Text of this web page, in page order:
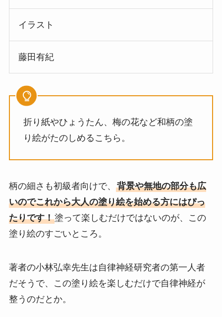
イラスト
藤田有紀
折り紙やひょうたん、梅の花など和柄の塗
り絵がたのしめるこちら。
柄の細さも初級者向けで、 背景や無地の部分も広
いのでこれから大人の塗り絵を始める方にはぴっ
たりです！塗って楽しむだけではないのが、この
塗り絵のすごいところ。
著者の小林弘幸先生は自律神経研究者の第一人者
だそうで、この塗り絵を楽しむだけで自律神経が
整うのだとか。